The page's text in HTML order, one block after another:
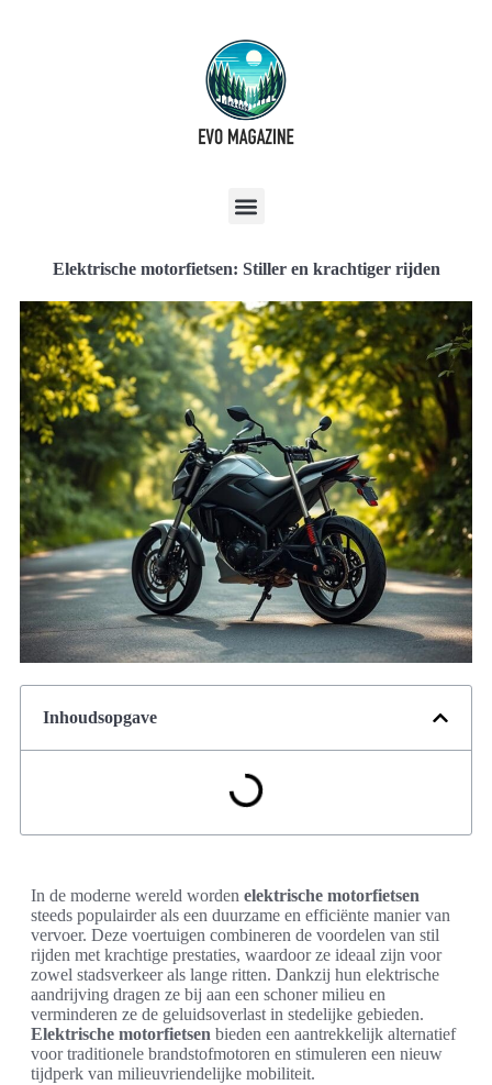
Elektrische motorfietsen: Stiller en krachtiger rijden
Inhoudsopgave
In de moderne wereld worden elektrische motorfietsen
steeds populairder als een duurzame en efficiënte manier van
vervoer. Deze voertuigen combineren de voordelen van stil
rijden met krachtige prestaties, waardoor ze ideaal zijn voor
zowel stadsverkeer als lange ritten. Dankzij hun elektrische
aandrijving dragen ze bij aan een schoner milieu en
verminderen ze de geluidsoverlast in stedelijke gebieden.
Elektrische motorfietsen bieden een aantrekkelijk alternatief
voor traditionele brandstofmotoren en stimuleren een nieuw
tijdperk van milieuvriendelijke mobiliteit.